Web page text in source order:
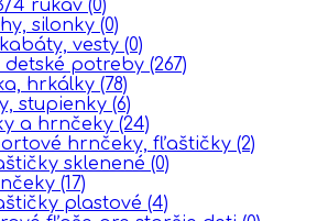
4 rukáv (0)
silonky (0)
vesty (0)
detské potreby (267)
hrkálky (78)
stupienky (6)
a hrnčeky (24)
hrnčeky, fľaštičky (2)
sklenené (0)
(17)
plastové (4)